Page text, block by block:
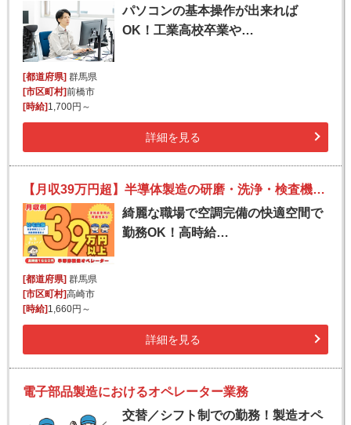
パソコンの基本操作が出来れば
OK！工業高校卒業や…
[都道府県] 群馬県
[市区町村]前橋市
[時給] 1,700円～
詳細を見る
【月収39万円超】半導体製造の研磨・洗浄・検査機オペレーター
綺麗な職場で空調完備の快適空間で
勤務OK！高時給…
[都道府県] 群馬県
[市区町村]高崎市
[時給] 1,660円～
詳細を見る
電子部品製造におけるオペレーター業務
交替／シフト制での勤務！製造オペ